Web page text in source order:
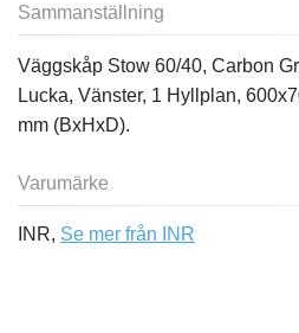
Sammanställning
Väggskåp Stow 60/40, Carbon
Lucka, Vänster, 1 Hyllplan,
mm (BxHxD).
Varumärke
INR, Se mer från INR